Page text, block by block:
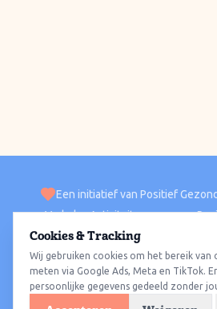
Een initiatief van Positief
VerhalenActiviteiten
ACTIVITEITEN PER
Alle wijkenAlmere HavenAlmere Stad
Almere HoutAlmere OosterwoldWat te
Cookies & Tracking
Wij gebruiken cookies om het bereik van
meten via Google Ads, Meta en TikTok.
persoonlijke gegevens gedeeld zonder